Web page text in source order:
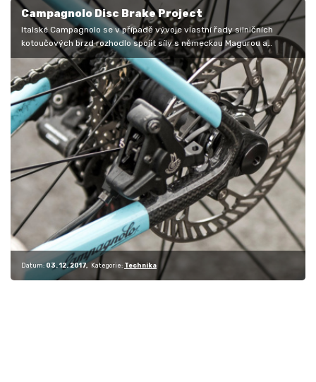
Campagnolo Disc Brake Project
Italské Campagnolo se v případě vývoje vlastní řady silničních
kotoučových brzd rozhodlo spojit síly s německou Magurou a
výsledek je hodně…
Datum: 03. 12. 2017 Kategorie: Technika